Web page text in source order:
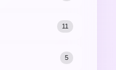
11
5